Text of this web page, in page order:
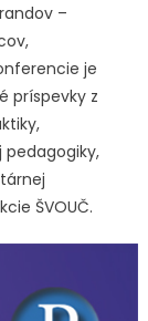
–
je
príspevky z
ŠVOUČ.